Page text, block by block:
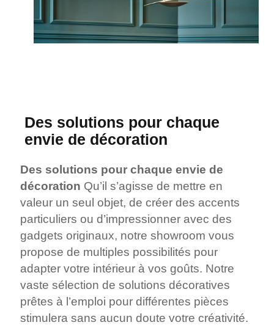
Des solutions pour chaque
envie de décoration
Des solutions pour chaque envie de
décoration Qu’il s’agisse de mettre en
valeur un seul objet, de créer des accents
particuliers ou d’impressionner avec des
gadgets originaux, notre showroom vous
propose de multiples possibilités pour
adapter votre intérieur à vos goûts. Notre
vaste sélection de solutions décoratives
prêtes à l’emploi pour différentes pièces
stimulera sans aucun doute votre créativité.